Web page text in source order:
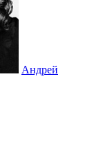
Андрей